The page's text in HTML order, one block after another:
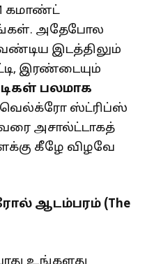
கமாண்ட்
அதேபோல
இடத்திலும்
இரண்டையும்
பலமாக
ஸ்ட்ரிப்ஸ்
அசால்ட்டாகத்
கீழே விழவே
ஆடம்பரம் (The